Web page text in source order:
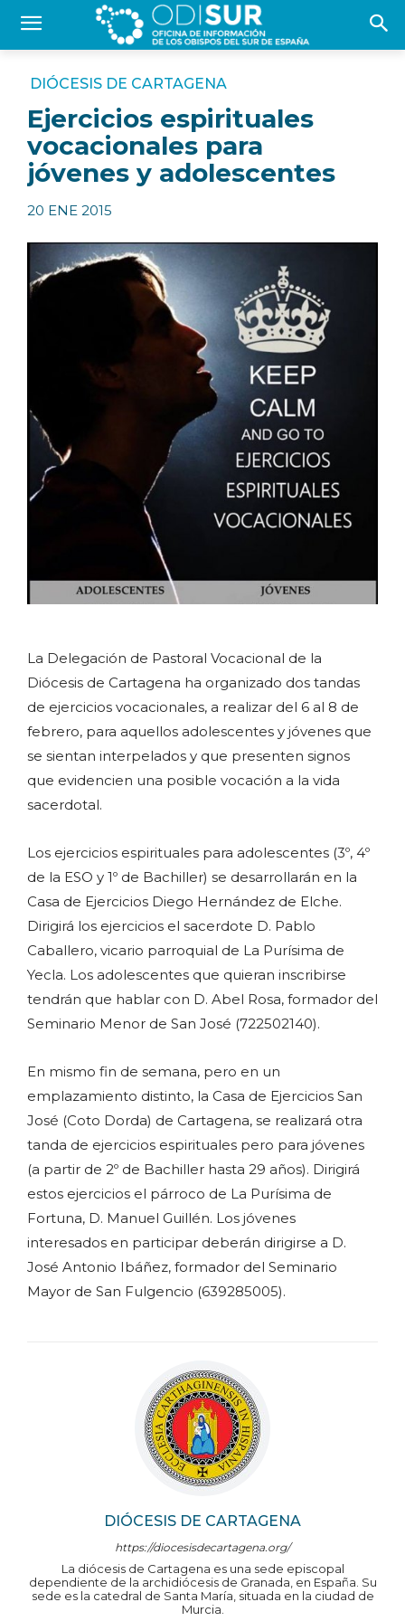
DIÓCESIS DE CARTAGENA
Ejercicios espirituales
vocacionales para
jóvenes y adolescentes
20 ENE 2015
DIÓCESIS DE CARTAGENA
https://diocesisdecartagena.org/
La diócesis de Cartagena es una sede episcopal
dependiente de la archidiócesis de Granada, en España. Su
sede es la catedral de Santa María, situada en la ciudad de
Murcia.
La Delegación de Pastoral Vocacional de la
Diócesis de Cartagena ha organizado dos tandas
de ejercicios vocacionales, a realizar del 6 al 8 de
febrero, para aquellos adolescentes y jóvenes que
se sientan interpelados y que presenten signos
que evidencien una posible vocación a la vida
sacerdotal.
Los ejercicios espirituales para adolescentes (3º, 4º
de la ESO y 1º de Bachiller) se desarrollarán en la
Casa de Ejercicios Diego Hernández de Elche.
Dirigirá los ejercicios el sacerdote D. Pablo
Caballero, vicario parroquial de La Purísima de
Yecla. Los adolescentes que quieran inscribirse
tendrán que hablar con D. Abel Rosa, formador del
Seminario Menor de San José (722502140).
En mismo fin de semana, pero en un
emplazamiento distinto, la Casa de Ejercicios San
José (Coto Dorda) de Cartagena, se realizará otra
tanda de ejercicios espirituales pero para jóvenes
(a partir de 2º de Bachiller hasta 29 años). Dirigirá
estos ejercicios el párroco de La Purísima de
Fortuna, D. Manuel Guillén. Los jóvenes
interesados en participar deberán dirigirse a D.
José Antonio Ibáñez, formador del Seminario
Mayor de San Fulgencio (639285005).